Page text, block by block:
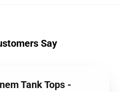
Say
Tank Tops -